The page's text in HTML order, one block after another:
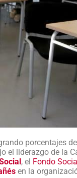
porcentajes
el liderazgo de la
, el Fondo
en la